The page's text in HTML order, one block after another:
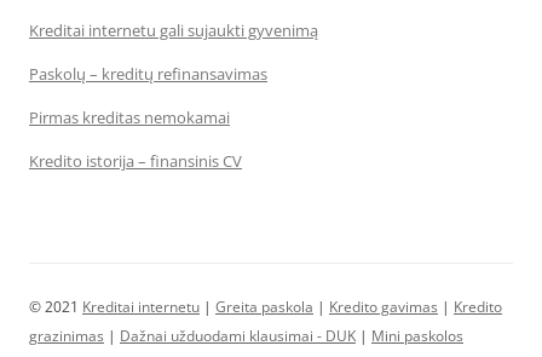
Kreditai internetu gali sujaukti gyvenimą
Paskolų – kreditų refinansavimas
Pirmas kreditas nemokamai
Kredito istorija – finansinis CV
© 2021 Kreditai internetu | Greita paskola | Kredito gavimas | Kredito
grazinimas | Dažnai užduodami klausimai - DUK | Mini paskolos